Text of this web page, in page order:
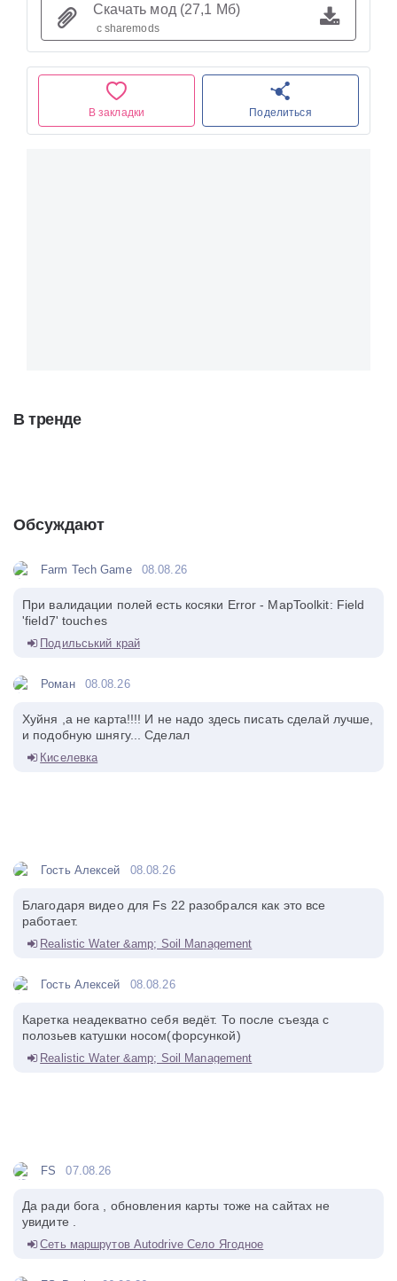
В закладки Поделиться
Скачать мод (27,1 Мб)
с sharemods
В тренде
Обсуждают
Farm Tech Game 08.08.26
При валидации полей есть косяки Error - MapToolkit: Field
'field7' touches
Подильський край
Роман 08.08.26
Хуйня ,а не карта!!!! И не надо здесь писать сделай лучше,
и подобную шнягу... Сделал
Киселевка
Гость Алексей 08.08.26
Благодаря видео для Fs 22 разобрался как это все
работает.
Realistic Water &amp; Soil Management
Гость Алексей 08.08.26
Каретка неадекватно себя ведёт. То после съезда с
полозьев катушки носом(форсункой)
Realistic Water &amp; Soil Management
FS 07.08.26
Да ради бога , обновления карты тоже на сайтах не
увидите .
Сеть маршрутов Autodrive Село Ягодное